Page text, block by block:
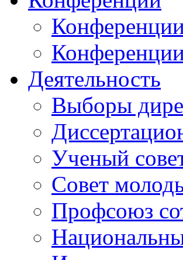
Деятельность
Выборы
Ученый
Совет
Профсоюз